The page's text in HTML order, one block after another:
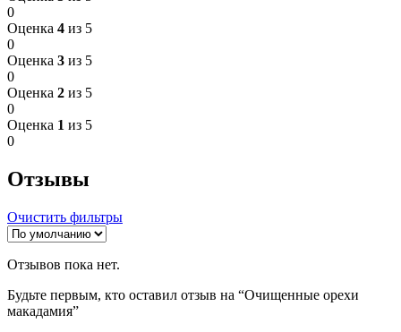
0
Оценка 4 из 5
0
Оценка 3 из 5
0
Оценка 2 из 5
0
Оценка 1 из 5
0
Отзывы
Очистить фильтры
Отзывов пока нет.
Будьте первым, кто оставил отзыв на “Очищенные орехи
макадамия”